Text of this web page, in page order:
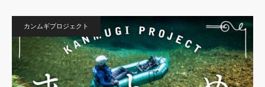
カンムギプロジェクト